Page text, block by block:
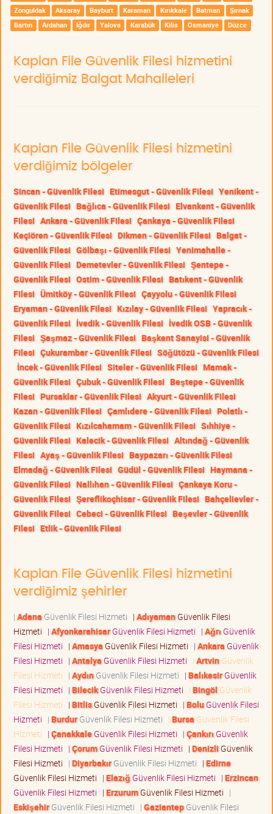
Zonguldak Aksaray Bayburt Karaman Kırıkkale Batman
Şırnak
Bartın
Ardahan Iğdır Yalova Karabük Kilis Osmaniye Düzce
Kaplan File Güvenlik Filesi hizmetini
verdiğimiz Balgat Mahalleleri
Kaplan File Güvenlik Filesi hizmetini
verdiğimiz bölgeler
Sincan - Güvenlik Filesi Etimesgut - Güvenlik Filesi Yenikent -
Güvenlik Filesi Bağlıca - Güvenlik Filesi Elvankent - Güvenlik
Filesi Ankara - Güvenlik Filesi Çankaya - Güvenlik Filesi
Keçiören - Güvenlik Filesi Dikmen - Güvenlik Filesi Balgat -
Güvenlik Filesi Gölbaşı - Güvenlik Filesi Yenimahalle -
Güvenlik Filesi Demetevler - Güvenlik Filesi Şentepe -
Güvenlik Filesi Ostim - Güvenlik Filesi Batıkent - Güvenlik
Filesi Ümitköy - Güvenlik Filesi Çayyolu - Güvenlik Filesi
Eryaman - Güvenlik Filesi Kızılay - Güvenlik Filesi Yapracık -
Güvenlik Filesi İvedik - Güvenlik Filesi İvedik OSB - Güvenlik
Filesi Şaşmaz - Güvenlik Filesi Başkent Sanayisi - Güvenlik
Filesi Çukurambar - Güvenlik Filesi Söğütözü - Güvenlik Filesi
İncek - Güvenlik Filesi Siteler - Güvenlik Filesi Mamak -
Güvenlik Filesi Çubuk - Güvenlik Filesi Beştepe - Güvenlik
Filesi Pursaklar - Güvenlik Filesi Akyurt - Güvenlik Filesi
Kazan - Güvenlik Filesi Çamlıdere - Güvenlik Filesi Polatlı -
Güvenlik Filesi Kızılcahamam - Güvenlik Filesi Sıhhiye -
Güvenlik Filesi Kalecik - Güvenlik Filesi Altındağ - Güvenlik
Filesi Ayaş - Güvenlik Filesi Baypazarı - Güvenlik Filesi
Elmadağ - Güvenlik Filesi Güdül - Güvenlik Filesi Haymana -
Güvenlik Filesi Nallıhan - Güvenlik Filesi Çankaya Koru -
Güvenlik Filesi Şereflikoçhisar - Güvenlik Filesi Bahçelievler -
Güvenlik Filesi Cebeci - Güvenlik Filesi Beşevler - Güvenlik
Filesi Etlik - Güvenlik Filesi
Kaplan File Güvenlik Filesi hizmetini
verdiğimiz şehirler
| Adana Güvenlik Filesi Hizmeti | AdıyamanGüvenlik Filesi
Hizmeti | AfyonkarahisarGüvenlik Filesi Hizmeti | Ağrı Güvenlik
Filesi Hizmeti | Amasya Güvenlik Filesi Hizmeti | Ankara Güvenlik
Filesi Hizmeti | Antalya Güvenlik Filesi Hizmeti | ArtvinGüvenlik
Filesi Hizmeti | AydınGüvenlik Filesi Hizmeti | BalıkesirGüvenlik
Filesi Hizmeti | BilecikGüvenlik Filesi Hizmeti | Bingöl Güvenlik
Filesi Hizmeti | BitlisGüvenlik Filesi Hizmeti | BoluGüvenlik Filesi
Hizmeti | BurdurGüvenlik Filesi Hizmeti | Bursa Güvenlik Filesi
Hizmeti | ÇanakkaleGüvenlik Filesi Hizmeti | Çankırı Güvenlik
Filesi Hizmeti | ÇorumGüvenlik Filesi Hizmeti | Denizli Güvenlik
Filesi Hizmeti | DiyarbakırGüvenlik Filesi Hizmeti | Edirne
Güvenlik Filesi Hizmeti | Elazığ Güvenlik Filesi Hizmeti | Erzincan
Güvenlik Filesi Hizmeti | ErzurumGüvenlik Filesi Hizmeti |
EskişehirGüvenlik Filesi Hizmeti | GaziantepGüvenlik Filesi